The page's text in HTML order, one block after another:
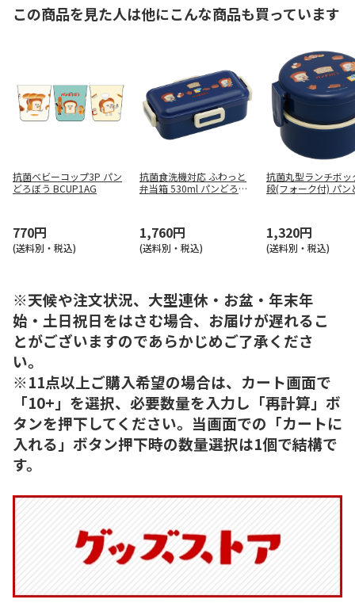
この商品を見た人は他にこんな商品も買っています
抗菌ベビーコップ3P パン
どろぼう BCUP1AG
770円
(送料別・税込)
抗菌食洗機対応 ふわっと
弁当箱 530ml パンどろぼ
1,760円
(送料別・税込)
抗菌丸型ランチボッ
段(フォーク付) パン
1,320円
(送料別・税込)
※天候や注文状況、大型連休・お盆・年末年
始・土日祝日をはさむ場合、お届けが遅れるこ
とがございますのであらかじめご了承くださ
い。
※11点以上ご購入希望の場合は、カート画面で
「10+」を選択、必要数量を入力し「再計算」ボ
タンを押下してください。当画面での「カートに
入れる」ボタン押下時の数量選択は1個で結構で
す。